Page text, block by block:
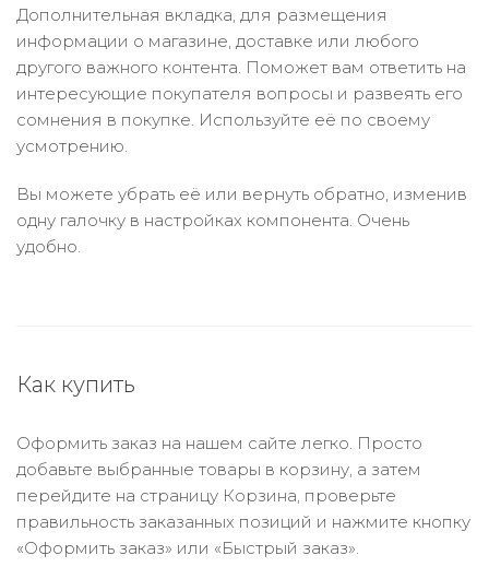
Дополнительная вкладка, для размещения
информации о магазине, доставке или любого
другого важного контента. Поможет вам ответить на
интересующие покупателя вопросы и развеять его
сомнения в покупке. Используйте её по своему
усмотрению.
Вы можете убрать её или вернуть обратно, изменив
одну галочку в настройках компонента. Очень
удобно.
Как купить
Оформить заказ на нашем сайте легко. Просто
добавьте выбранные товары в корзину, а затем
перейдите на страницу Корзина, проверьте
правильность заказанных позиций и нажмите кнопку
«Оформить заказ» или «Быстрый заказ».